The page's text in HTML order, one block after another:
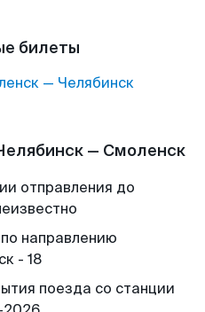
билеты
— Челябинск
— Смоленск
отправления до
направлению
- 18
поезда со станции